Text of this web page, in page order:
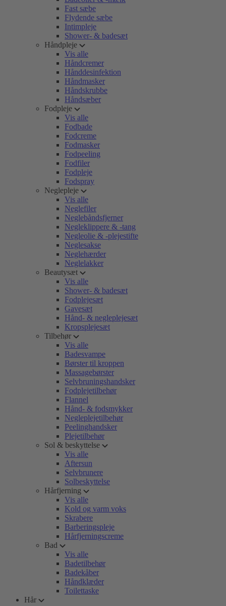
Fast sæbe
Flydende sæbe
Intimpleje
Shower- & badesæt
Håndpleje
Vis alle
Håndcremer
Hånddesinfektion
Håndmasker
Håndskrubbe
Håndsæber
Fodpleje
Vis alle
Fodbade
Fodcreme
Fodmasker
Fodpeeling
Fodfiler
Fodpleje
Fodspray
Neglepleje
Vis alle
Neglefiler
Neglebåndsfjerner
Negleklippere & -tang
Negleolie & -plejestifte
Neglesakse
Neglehærder
Neglelakker
Beautysæt
Vis alle
Shower- & badesæt
Fodplejesæt
Gavesæt
Hånd- & negleplejesæt
Kropsplejesæt
Tilbehør
Vis alle
Badesvampe
Børster til kroppen
Massagebørster
Selvbruningshandsker
Fodplejetilbehør
Flannel
Hånd- & fodsmykker
Negleplejetilbehør
Peelinghandsker
Plejetilbehør
Sol & beskyttelse
Vis alle
Aftersun
Selvbrunere
Solbeskyttelse
Hårfjerning
Vis alle
Kold og varm voks
Skrabere
Barberingspleje
Hårfjerningscreme
Bad
Vis alle
Badetilbehør
Badekåber
Håndklæder
Toilettaske
Hår